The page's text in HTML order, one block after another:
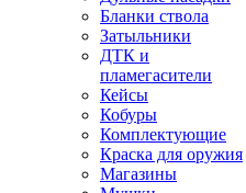
Бланки ствола
Затыльники
ДТК и
пламегасители
Кейсы
Кобуры
Комплектующие
Краска для оружия
Магазины